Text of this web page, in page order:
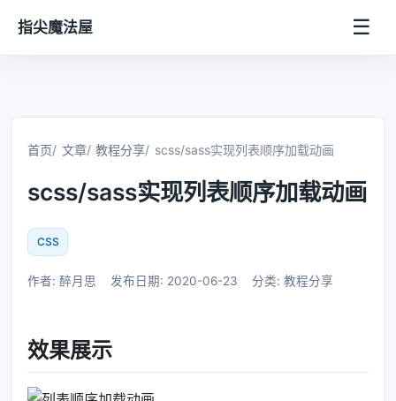
指尖魔法屋 ☰
首页 文章 教程分享 scss/sass实现列表顺序加载动画
scss/sass实现列表顺序加载动画
CSS
作者: 醉月思 发布日期: 2020-06-23 分类: 教程分享
效果展示